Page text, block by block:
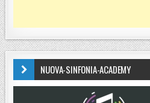
NUOVA-SINFONIA-ACADEMY